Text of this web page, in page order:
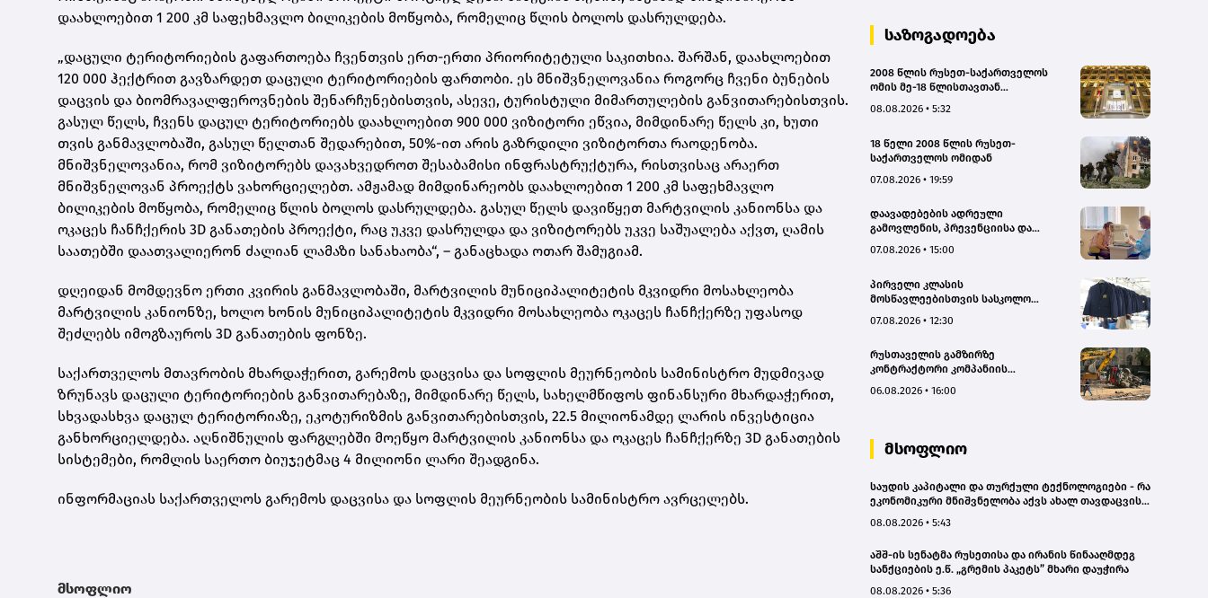
დაახლოებით 1 200 კმ საფეხმავლო ბილიკების მოწყობა, რომელიც წლის ბოლოს დასრულდება.
„დაცული ტერიტორიების გაფართოება ჩვენთვის ერთ-ერთი პრიორიტეტული საკითხია. შარშან, დაახლოებით
120 000 ჰექტრით გავზარდეთ დაცული ტერიტორიების ფართობი. ეს მნიშვნელოვანია როგორც ჩვენი ბუნების
დაცვის და ბიომრავალფეროვნების შენარჩუნებისთვის, ასევე, ტურისტული მიმართულების განვითარებისთვის.
გასულ წელს, ჩვენს დაცულ ტერიტორიებს დაახლოებით 900 000 ვიზიტორი ეწვია, მიმდინარე წელს კი, ხუთი
თვის განმავლობაში, გასულ წელთან შედარებით, 50%-ით არის გაზრდილი ვიზიტორთა რაოდენობა.
მნიშვნელოვანია, რომ ვიზიტორებს დავახვედროთ შესაბამისი ინფრასტრუქტურა, რისთვისაც არაერთ
მნიშვნელოვან პროექტს ვახორციელებთ. ამჟამად მიმდინარეობს დაახლოებით 1 200 კმ საფეხმავლო
ბილიკების მოწყობა, რომელიც წლის ბოლოს დასრულდება. გასულ წელს დავიწყეთ მარტვილის კანიონსა და
ოკაცეს ჩანჩქერის 3D განათების პროექტი, რაც უკვე დასრულდა და ვიზიტორებს უკვე საშუალება აქვთ, ღამის
საათებში დაათვალიერონ ძალიან ლამაზი სანახაობა“, – განაცხადა ოთარ შამუგიამ.
დღეიდან მომდევნო ერთი კვირის განმავლობაში, მარტვილის მუნიციპალიტეტის მკვიდრი მოსახლეობა
მარტვილის კანიონზე, ხოლო ხონის მუნიციპალიტეტის მკვიდრი მოსახლეობა ოკაცეს ჩანჩქერზე უფასოდ
შეძლებს იმოგზაუროს 3D განათების ფონზე.
საქართველოს მთავრობის მხარდაჭერით, გარემოს დაცვისა და სოფლის მეურნეობის სამინისტრო მუდმივად
ზრუნავს დაცული ტერიტორიების განვითარებაზე, მიმდინარე წელს, სახელმწიფოს ფინანსური მხარდაჭერით,
სხვადასხვა დაცულ ტერიტორიაზე, ეკოტურიზმის განვითარებისთვის, 22.5 მილიონამდე ლარის ინვესტიცია
განხორციელდება. აღნიშნულის ფარგლებში მოეწყო მარტვილის კანიონსა და ოკაცეს ჩანჩქერზე 3D განათების
სისტემები, რომლის საერთო ბიუჯეტმაც 4 მილიონი ლარი შეადგინა.
ინფორმაციას საქართველოს გარემოს დაცვისა და სოფლის მეურნეობის სამინისტრო ავრცელებს.
მსოფლიო
საზოგადოება
2008 წლის რუსეთ-საქართველოს
ომის მე-18 წლისთავთან
შენობებზე სახელმწიფო დროშები
08.08.2026 • 5:32
18 წელი 2008 წლის რუსეთ-
საქართველოს ომიდან
07.08.2026 • 19:59
დაავადებების ადრეული
გამოვლენის, პრევენციისა და
მომსახურებაზე ხელმისაწვდომობის
დედოფლისწყაროში, სამედიცინო
სკრინინგი გაიმართა – ჯანდაცვის
სამინისტრო
07.08.2026 • 15:00
პირველი კლასის
მოსწავლეებისთვის სასკოლო
სექტემბრის პერიოდში
07.08.2026 • 12:30
რუსთაველის გამზირზე
კონტრაქტორი კომპანიის
ახლოს იმოძრავა, რამაც ნიადაგის
ავტომანქანა - თვითმცლელში
იმყოფებოდა მცირეწლოვანი ბავშვი
06.08.2026 • 16:00
მსოფლიო
საუდის კაპიტალი და თურქული ტექნოლოგიები - რა
ეკონომიკური მნიშვნელობა აქვს ახალ თავდაცვის
08.08.2026 • 5:43
აშშ-ის სენატმა რუსეთისა და ირანის წინააღმდეგ
სანქციების ე.წ. „გრემის პაკეტს” მხარი დაუჭირა
08.08.2026 • 5:36